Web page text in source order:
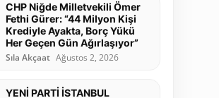
CHP Niğde Milletvekili Ömer
Fethi Gürer: “44 Milyon Kişi
Krediyle Ayakta, Borç Yükü
Her Geçen Gün Ağırlaşıyor”
Sıla Akçaat Ağustos 2, 2026
YENİ PARTİ İSTANBUL